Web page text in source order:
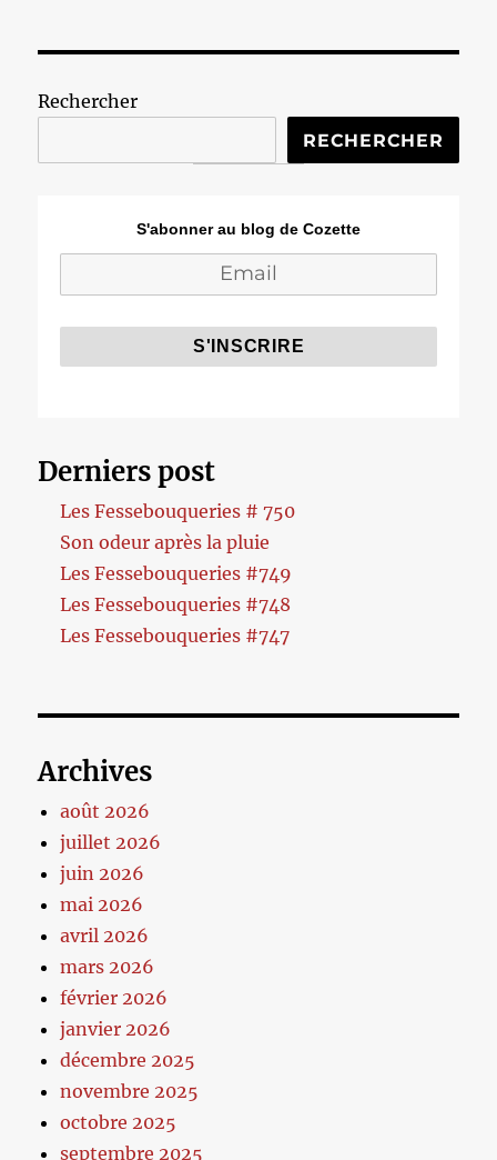
Rechercher
RECHERCHER
S'abonner au blog de Cozette
Derniers post
Les Fessebouqueries # 750
Son odeur après la pluie
Les Fessebouqueries #749
Les Fessebouqueries #748
Les Fessebouqueries #747
Archives
août 2026
juillet 2026
juin 2026
mai 2026
avril 2026
mars 2026
février 2026
janvier 2026
décembre 2025
novembre 2025
octobre 2025
septembre 2025